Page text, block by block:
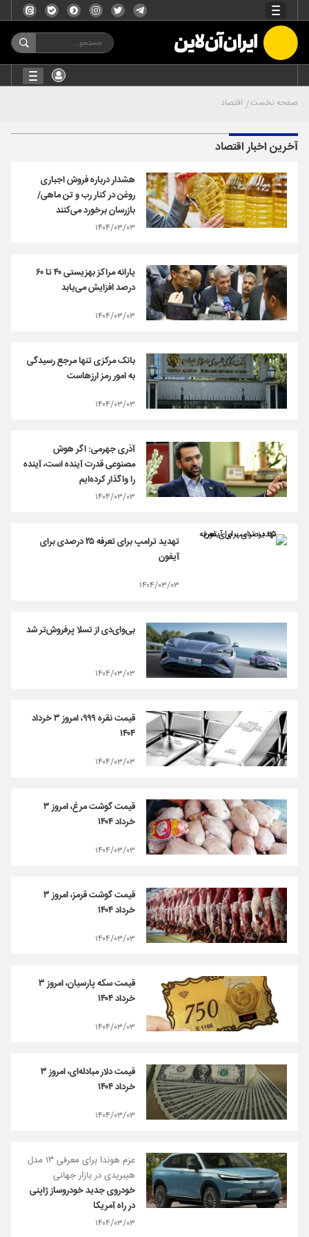
صفحه نخست اقتصاد
آخرین اخبار اقتصاد
هشدار درباره فروش اجباری
روغن در کنار رب و تن ماهی/
بازرسان برخورد می‌کنند
۱۴۰۴/۰۳/۰۳
یارانه مراکز بهزیستی ۴۰ تا ۶۰
درصد افزایش می‌یابد
۱۴۰۴/۰۳/۰۳
بانک مرکزی تنها مرجع رسیدگی
به امور رمز ارزهاست
۱۴۰۴/۰۳/۰۳
آذری جهرمی: اگر هوش
مصنوعی قدرت آینده است، آینده
را واگذار کرده‌ایم
۱۴۰۴/۰۳/۰۳
تهدید ترامپ برای تعرفه ۲۵ درصدی برای
آیفون
۱۴۰۴/۰۳/۰۳
بی‌وای‌دی از تسلا پرفروش‌تر شد
۱۴۰۴/۰۳/۰۳
قیمت نقره ۹۹۹، امروز ۳ خرداد
۱۴۰۴
۱۴۰۴/۰۳/۰۳
قیمت گوشت مرغ، امروز ۳
خرداد ۱۴۰۴
۱۴۰۴/۰۳/۰۳
قیمت گوشت قرمز، امروز ۳
خرداد ۱۴۰۴
۱۴۰۴/۰۳/۰۳
قیمت سکه پارسیان، امروز ۳
خرداد ۱۴۰۴
۱۴۰۴/۰۳/۰۳
قیمت دلار مبادله‌ای، امروز ۳
خرداد ۱۴۰۴
۱۴۰۴/۰۳/۰۳
عزم هوندا برای معرفی ۱۳ مدل
هیبریدی در بازار جهانی
خودروی جدید خودروساز ژاپنی
در راه آمریکا
۱۴۰۴/۰۳/۰۳